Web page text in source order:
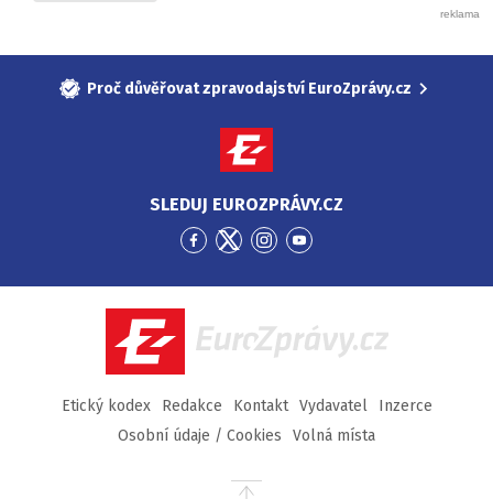
Proč důvěřovat zpravodajství EuroZprávy.cz
SLEDUJ EUROZPRÁVY.CZ
Přejít
Facebook
Přejít
Twitter
Přejít
Instagram
Přejít
YouTube
EuroZprávy.cz
Etický kodex Redakce Kontakt Vydavatel
Inzerce
Osobní údaje / Cookies
Volná místa
Přejít